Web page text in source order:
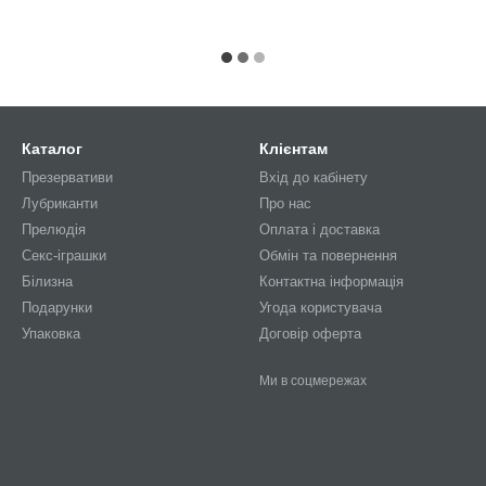
Каталог
Презервативи
Лубриканти
Прелюдія
Секс-іграшки
Білизна
Подарунки
Упаковка
Клієнтам
Вхід до кабінету
Про нас
Оплата і доставка
Обмін та повернення
Контактна інформація
Угода користувача
Договiр оферта
Ми в соцмережах